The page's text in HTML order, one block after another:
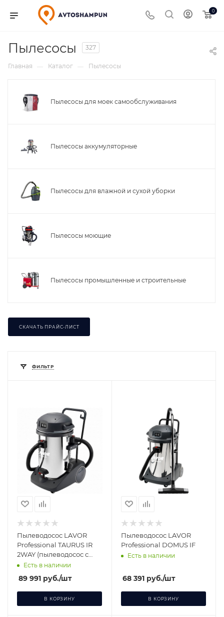
0
Пылесосы 327
Главная — Каталог — Пылесосы
Пылесосы для моек самообслуживания
Пылесосы аккумуляторные
Пылесосы для влажной и сухой уборки
Пылесосы моющие
Пылесосы промышленные и строительные
СКАЧАТЬ ПРАЙС-ЛИСТ
ФИЛЬТР
Пылеводосос LAVOR
Professional TAURUS IR
2WAY (пылеводосос с
возможностью
одновременной работы
2-х
Есть в наличии
89 991 руб./шт
В КОРЗИНУ
Пылеводосос LAVOR
Professional DOMUS IF
Есть в наличии
68 391 руб./шт
В КОРЗИНУ